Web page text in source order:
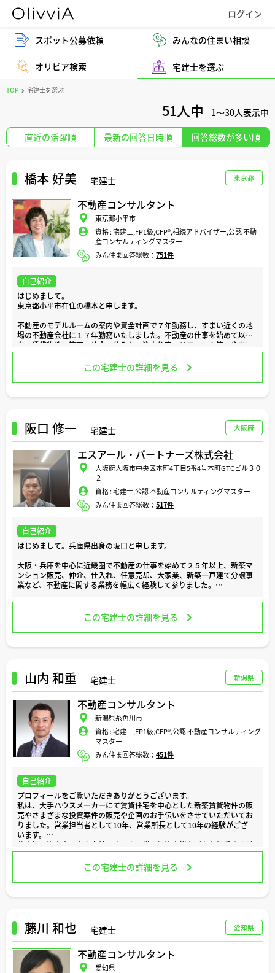
スポット公募依頼 みんなの住まい相談
オリビア検索 宅建士を選ぶ
TOP 宅建士を選ぶ
直近の活躍順 最新の回答日時順 回答総数が多い順
51人中 1～30人表示中
橋本 好美 宅建士 東京都
不動産コンサルタント
東京都小平市
資格 :宅建士,FP1級,CFP®️,相続アドバイザー,公認 不動
産コンサルティングマスター
みん住ま回答総数：751件
自己紹介
はじめまして。
東京都小平市在住の橋本と申します。
不動産のモデルルームの案内や資金計画で７年勤務し、すまい近くの地
場の不動産会社に１７年勤務いたしました。不動産の仕事を始めて以
来、賃貸物件の管理、仲介、仕入れ、注文住宅、リフォーム等、住まい
に関する業務を幅広く経験して参りました。
住宅に関連し、CFP資格や相続アドバイザーについても学びました。
どうぞよろしくお願い致します。
この宅建士の詳細を見る
阪口 修一 宅建士 大阪府
エスアール・パートナーズ株式会社
大阪府大阪市中央区本町4丁目5番4号本町GTCビル３０
２
資格 :宅建士,公認 不動産コンサルティングマスター
みん住ま回答総数：517件
自己紹介
はじめまして。兵庫県出身の阪口と申します。
大阪・兵庫を中心に近畿圏で不動産の仕事を始めて２５年以上、新築マ
ンション販売、仲介、仕入れ、任意売却、大家業、新築一戸建て分譲事
業など、不動産に関する業務を幅広く経験して参りました。
住まいの購入や売却、不動産投資による資産運用は、お客様やそのご家
族にとって大きな決断であり、より豊かな人生へとステップアップして
頂くための大切な節目でもあります。
日々の業務では、お客様が安心して不動産の購入や売却ができるよう、
ご要望を丁寧にお聞かせ頂いた上でお客様の立場になり、プロとしてど
のようなご提案をすればより幸せになって頂けるかということを常に心
がけております。
住宅ローンやリフォーム、地域の最新情報など、気になる事がございま
したら、どのような些細なことでもお気軽にご相談ください。
どうぞよろしくお願い致します。
この宅建士の詳細を見る
山内 和重 宅建士 新潟県
不動産コンサルタント
新潟県糸魚川市
資格 :宅建士,FP1級,CFP®️,公認 不動産コンサルティング
マスター
みん住ま回答総数：451件
自己紹介
プロフィールをご覧いただきありがとうございます。
私は、大手ハウスメーカーにて賃貸住宅を中心とした新築賃貸物件の販
売やさまざまな投資案件の販売や企画のお手伝いをさせていただいてお
りました。営業担当者として10年、営業所長として10年の経験がござ
います。
仕事柄、資産家の方や会社のオーナー様、投資家様などをお相手する営
業ですので、自分自身の知識や見識を高めるために、FP1級、宅建、不
動産コンサルティングマスター、相続診断士などの資格を取得しまし
現在は、その資格を活かしながら、不動産のコンサルティング業務や投
ントの一つです。ですので、様々な方の意見を考えを聞きながら慎重に
進めていくことがとても大切だと思います。
私も、皆様の大きなイベントを進めていくうえで、失敗や後悔がないよ
うにお手伝いできればと思っております。
どうぞよろしくお願いいたします。
この宅建士の詳細を見る
藤川 和也 宅建士 愛知県
不動産コンサルタント
愛知県